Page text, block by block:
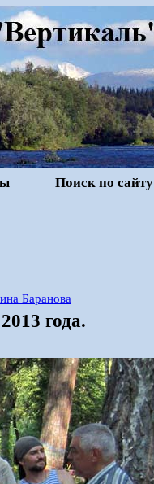
Поиск по сайту
Баранова
года.